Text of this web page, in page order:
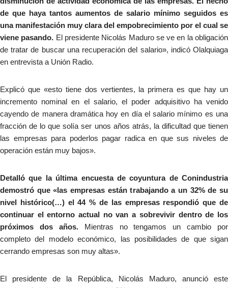
de que haya tantos aumentos de salario mínimo seguidos es
una manifestación muy clara del empobrecimiento por el cual se
viene pasando. El presidente Nicolás Maduro se ve en la obligación
de tratar de buscar una recuperación del salario», indicó Olalquiaga
en entrevista a Unión Radio.
Explicó que «esto tiene dos vertientes, la primera es que hay un
incremento nominal en el salario, el poder adquisitivo ha venido
cayendo de manera dramática hoy en día el salario mínimo es una
fracción de lo que solía ser unos años atrás, la dificultad que tienen
las empresas para poderlos pagar radica en que sus niveles de
operación están muy bajos».
Detalló que la última encuesta de coyuntura de Conindustria
demostró que «las empresas están trabajando a un 32% de su
nivel histórico(…) el 44 % de las empresas respondió que de
continuar el entorno actual no van a sobrevivir dentro de los
próximos dos años. Mientras no tengamos un cambio por
completo del modelo económico, las posibilidades de que sigan
cerrando empresas son muy altas».
El presidente de la República, Nicolás Maduro, anunció este